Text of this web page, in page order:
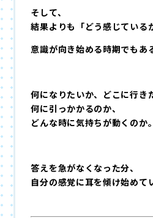
そして、
結果よりも「どう感じている
意識が向き始める時期でもあ
何になりたいか、どこに行き
何に引っかかるのか、
どんな時に気持ちが動くのか。
答えを急がなくなった分、
自分の感覚に耳を傾け始めて